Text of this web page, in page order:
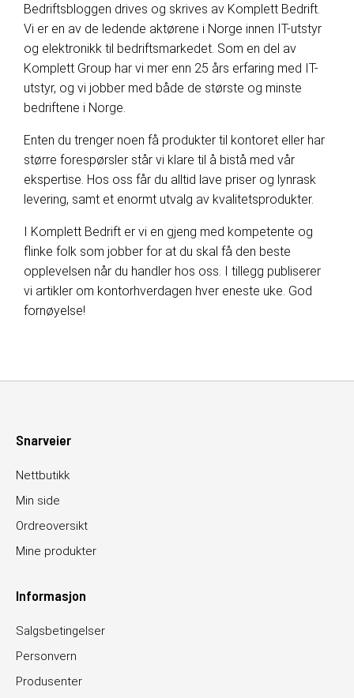
Bedriftsbloggen drives og skrives av Komplett Bedrift.
Vi er en av de ledende aktørene i Norge innen IT-utstyr
og elektronikk til bedriftsmarkedet. Som en del av
Komplett Group har vi mer enn 25 års erfaring med IT-
utstyr, og vi jobber med både de største og minste
bedriftene i Norge.
Enten du trenger noen få produkter til kontoret eller har
større forespørsler står vi klare til å bistå med vår
ekspertise. Hos oss får du alltid lave priser og lynrask
levering, samt et enormt utvalg av kvalitetsprodukter.
I Komplett Bedrift er vi en gjeng med kompetente og
flinke folk som jobber for at du skal få den beste
opplevelsen når du handler hos oss. I tillegg publiserer
vi artikler om kontorhverdagen hver eneste uke. God
fornøyelse!
Snarveier
Nettbutikk
Min side
Ordreoversikt
Mine produkter
Informasjon
Salgsbetingelser
Personvern
Produsenter